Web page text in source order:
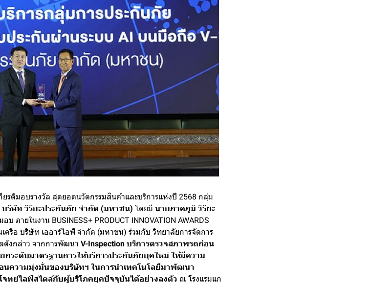
ยรติมอบรางวัล สุดยอดนวัตกรรมสินค้าและบริการแห่งปี 2568 กลุ่ม
บริษัท วิริยะประกันภัย จำกัด (มหาชน) โดยมี นายภาคภูมิ วิริยะ
ภายในงาน BUSINESS+ PRODUCT INNOVATION AWARDS
ครือ บริษัท เออาร์ไอพี จำกัด (มหาชน) ร่วมกับ วิทยาลัยการจัดการ
ดังกล่าว จากการพัฒนา V-Inspection บริการตรวจสภาพรถก่อน
ระดับมาตรฐานการให้บริการประกันภัยยุคใหม่ ให้มีความ
นความมุ่งมั่นของบริษัทฯ ในการนำเทคโนโลยีมาพัฒนา
จทย์ไลฟ์สไตล์กับผู้บริโภคยุคปัจจุบันได้อย่างลงตัว ณ โรงแรมแก